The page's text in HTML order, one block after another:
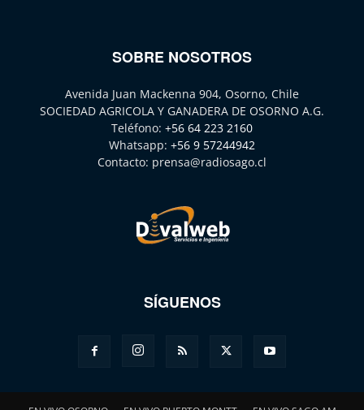
SOBRE NOSOTROS
Avenida Juan Mackenna 904, Osorno, Chile
SOCIEDAD AGRICOLA Y GANADERA DE OSORNO A.G.
Teléfono: +56 64 223 2160
Whatsapp: +56 9 57244942
Contacto: prensa@radiosago.cl
SÍGUENOS